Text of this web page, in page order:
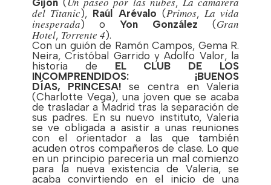
del Titanic), Raúl Arévalo (Primos, La vida
inesperada) o Yon González (Gran
Hotel, Torrente 4).
Con un guión de Ramón Campos, Gema R.
Neira, Cristóbal Garrido y Adolfo Valor, la
historia de EL CLUB DE LOS
INCOMPRENDIDOS: ¡BUENOS
DÍAS, PRINCESA! se centra en Valeria
(Charlotte Vega), una joven que se acaba
de trasladar a Madrid tras la separación de
sus padres. En su nuevo instituto, Valeria
se ve obligada a asistir a unas reuniones
con el orientador a las que también
acuden otros compañeros de clase. Lo que
en un principio parecería un mal comienzo
para la nueva existencia de Valeria, se
acaba convirtiendo en el inicio de una